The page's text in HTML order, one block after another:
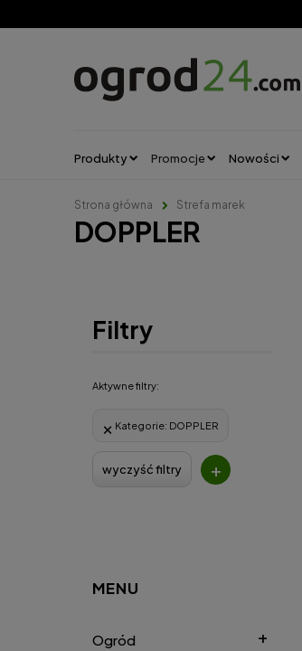
Produkty Promocje Nowości
Strona główna Strefa marek
DOPPLER
Filtry
Aktywne filtry:
Kategorie: DOPPLER
wyczyść filtry +
MENU
Ogród